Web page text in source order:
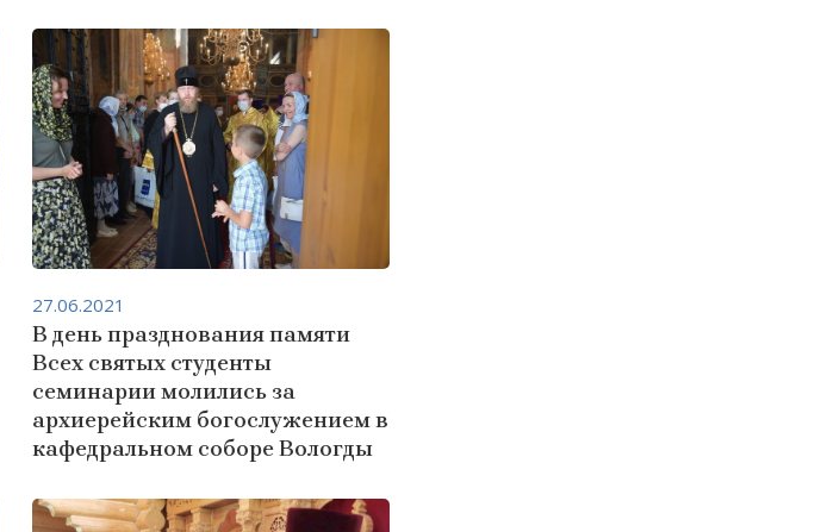
В день празднования памяти
Всех святых студенты
семинарии молились за
архиерейским богослужением в
кафедральном соборе Вологды
27.06.2021